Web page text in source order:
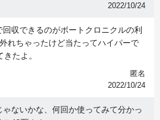
2022/10/24
収できるのがボートクロニクルの利
れちゃったけど当たってハイパーで
たよ。
匿名
2022/10/24
ないかな、何回か使ってみて分かっ